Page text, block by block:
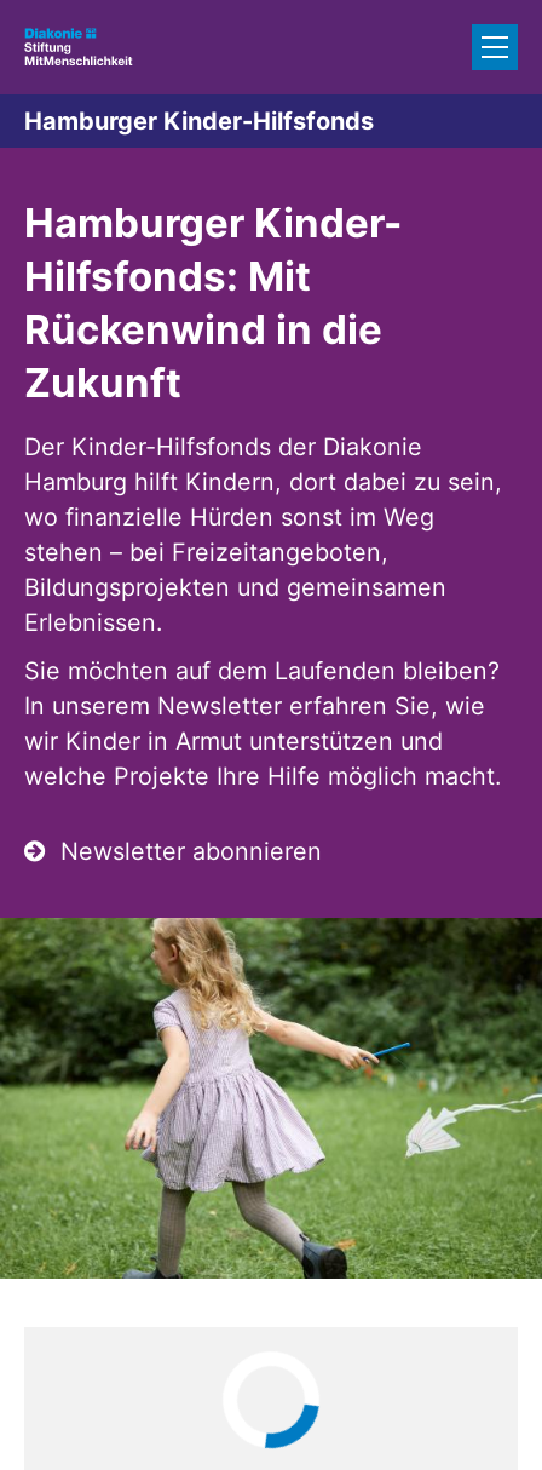
Hamburger Kinder-Hilfsfonds
Hamburger Kinder-
Hilfsfonds: Mit
Rückenwind in die
Zukunft
Der Kinder-Hilfsfonds der Diakonie
Hamburg hilft Kindern, dort dabei zu sein,
wo finanzielle Hürden sonst im Weg
stehen – bei Freizeitangeboten,
Bildungsprojekten und gemeinsamen
Erlebnissen.
Sie möchten auf dem Laufenden bleiben?
In unserem Newsletter erfahren Sie, wie
wir Kinder in Armut unterstützen und
welche Projekte Ihre Hilfe möglich macht.
Newsletter abonnieren